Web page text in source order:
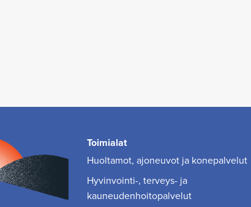
Toimialat
Huoltamot, ajoneuvot ja konepalvelut
Hyvinvointi-, terveys- ja
kauneudenhoitopalvelut